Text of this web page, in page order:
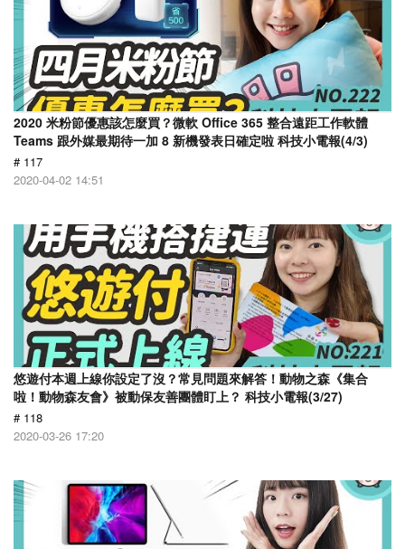
2020 米粉節優惠該怎麼買？微軟 Office 365 整合遠距工作軟體
Teams 跟外媒最期待一加 8 新機發表日確定啦 科技小電報(4/3)
# 117
2020-04-02 14:51
悠遊付本週上線你設定了沒？常見問題來解答！動物之森《集合
啦！動物森友會》被動保友善團體盯上？ 科技小電報(3/27)
# 118
2020-03-26 17:20